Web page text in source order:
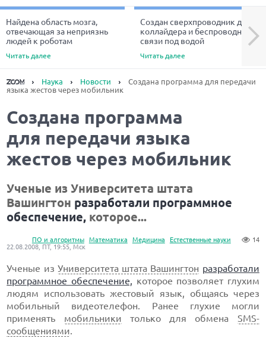
Найдена область мозга,
отвечающая за неприязнь
людей к роботам
Читать далее
Создан сверхпроводник для
коллайдера и беспроводной
связи под водой
Читать далее
Next
Наука Новости
Создана программа для передачи
языка жестов через мобильник
Создана программа
для передачи языка
жестов через мобильник
Ученые из Университета штата
Вашингтон разработали программное
обеспечение, которое...
ПО и алгоритмы Математика Медицина Естественные науки
14
22.08.2008, ПТ, 19:55, Мск
Ученые из Университета штата Вашингтон разработали
программное обеспечение, которое позволяет глухим
людям использовать жестовый язык, общаясь через
мобильный видеотелефон. Ранее глухие могли
применять мобильники только для обмена SMS-
сообщениями.